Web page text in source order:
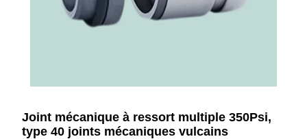
Joint mécanique à ressort multiple 350Psi,
type 40 joints mécaniques vulcains